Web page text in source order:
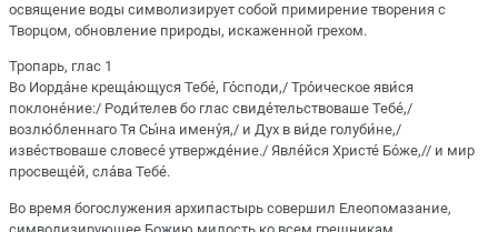
освящение воды символизирует собой примирение творения с
Творцом, обновление природы, искаженной грехом.
Тропарь, глас 1
Во Иорда́не креща́ющуся Тебе́, Го́споди,/ Тро́ическое яви́ся
поклоне́ние:/ Роди́телев бо глас свиде́тельствоваше Тебе́,/
возлю́бленнаго Тя Сы́на имену́я,/ и Дух в ви́де голуби́не,/
изве́ствоваше словесе́ утвержде́ние./ Явле́йся Христе́ Бо́же,// и мир
просвеще́й, сла́ва Тебе́.
Во время богослужения архипастырь совершил Елеопомазание,